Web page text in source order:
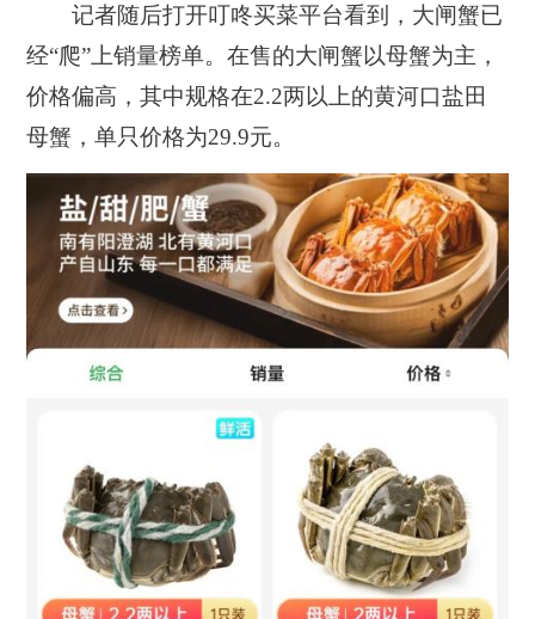
记者随后打开叮咚买菜平台看到，大闸蟹已
经“爬”上销量榜单。在售的大闸蟹以母蟹为主，
价格偏高，其中规格在2.2两以上的黄河口盐田
母蟹，单只价格为29.9元。